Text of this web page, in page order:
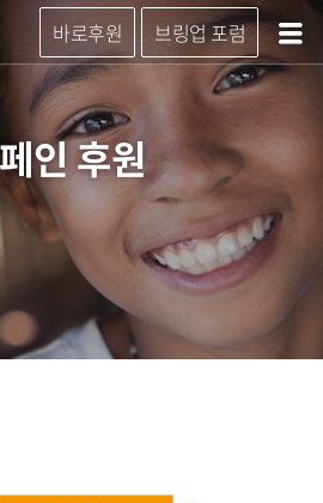
바로후원 브링업 포럼
인 후원